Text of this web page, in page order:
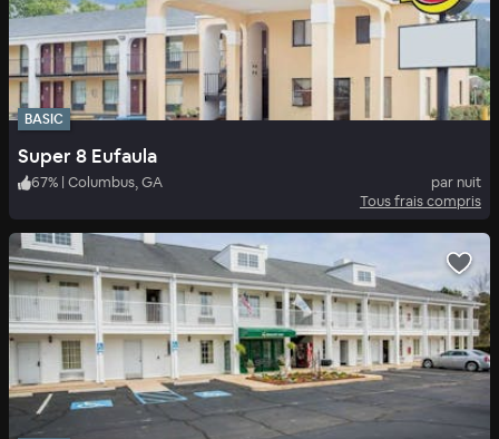
BASIC
Super 8 Eufaula
67% | Columbus, GA
par nuit
Tous frais compris